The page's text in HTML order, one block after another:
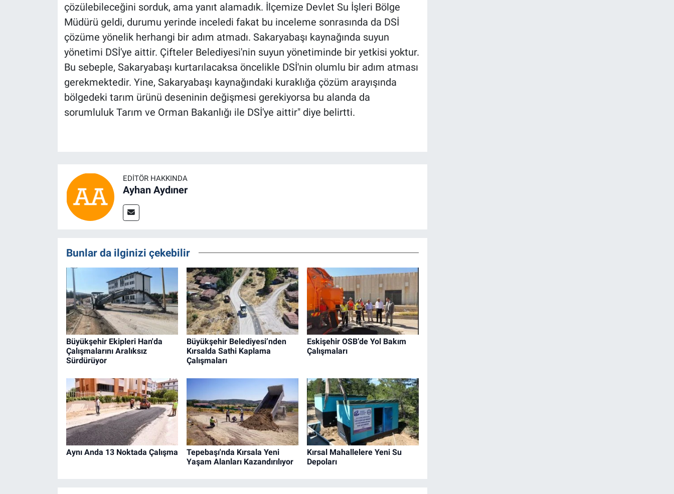
çözülebileceğini sorduk, ama yanıt alamadık. İlçemize Devlet Su İşleri Bölge
Müdürü geldi, durumu yerinde inceledi fakat bu inceleme sonrasında da DSİ
çözüme yönelik herhangi bir adım atmadı. Sakaryabaşı kaynağında suyun
yönetimi DSİ'ye aittir. Çifteler Belediyesi'nin suyun yönetiminde bir yetkisi yoktur.
Bu sebeple, Sakaryabaşı kurtarılacaksa öncelikle DSİ'nin olumlu bir adım atması
gerekmektedir. Yine, Sakaryabaşı kaynağındaki kuraklığa çözüm arayışında
bölgedeki tarım ürünü deseninin değişmesi gerekiyorsa bu alanda da
sorumluluk Tarım ve Orman Bakanlığı ile DSİ'ye aittir" diye belirtti.
EDITÖR HAKKINDA
Ayhan Aydıner
Bunlar da ilginizi çekebilir
Büyükşehir Ekipleri Han'da
Çalışmalarını Aralıksız
Sürdürüyor
Büyükşehir Belediyesi’nden
Kırsalda Sathi Kaplama
Çalışmaları
Eskişehir OSB’de Yol Bakım
Çalışmaları
Aynı Anda 13 Noktada Çalışma
Tepebaşı'nda Kırsala Yeni
Yaşam Alanları Kazandırılıyor
Kırsal Mahallelere Yeni Su
Depoları